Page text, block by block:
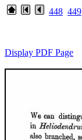
448 449
Display PDF Page